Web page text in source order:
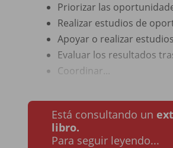
Priorizar las
Realizar estudios de
Apoyar o realizar
Evaluar los resultados
Coordinar...
Está consultando un
libro.
Para seguir leyendo...